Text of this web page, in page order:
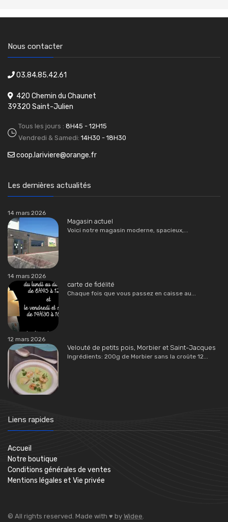
Nous contacter
03.84.85.42.61
420 Chemin du Chaunet
39320 Saint-Julien
Tous les jours : 8H45 - 12H15
Vendredi & Samedi: 14H30 - 18H30
coop.lariviere@orange.fr
Les dernières actualités
14 mars 2026
Magasin actuel
Voici notre magasin moderne, spacieux,...
14 mars 2026
carte de fidélité
Chaque fois que vous passez en caisse au...
12 mars 2026
Velouté de petits pois, Morbier et Saint-Jacques
Ingrédients: 200g de Morbier sans la croûte 12...
Liens rapides
Accueil
Notre boutique
Conditions générales de ventes
Mentions légales et Vie privée
© All rights reserved. Made with ♥ by Widee.